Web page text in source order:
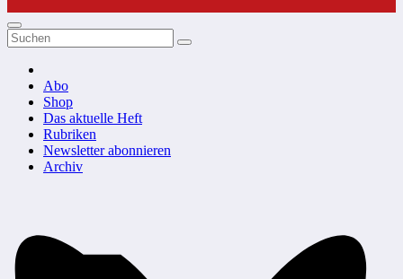
Abo
Shop
Das aktuelle Heft
Rubriken
Newsletter abonnieren
Archiv